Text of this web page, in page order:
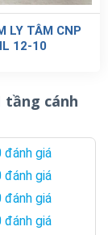
LY TÂM CNP
12-10
tầng cánh
đánh giá
đánh giá
đánh giá
đánh giá